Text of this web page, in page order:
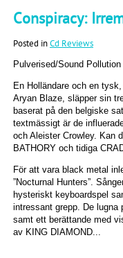
Conspiracy:
Posted inCd Reviews
Pulverised/Sound Pollution
En Holländare och en
Aryan Blaze, släpper sin
baserat på den belgiske
textmässigt är de
och Aleister Crowley. Kan
BATHORY och tidiga
För att vara black metal
”Nocturnal Hunters”.
hysteriskt keyboardspel
intressant grepp. De lugna
samt ett berättande med
av KING DIAMOND...